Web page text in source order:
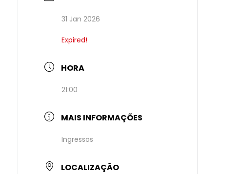
31 Jan 2026
Expired!
HORA
21:00
MAIS INFORMAÇÕES
Ingressos
LOCALIZAÇÃO